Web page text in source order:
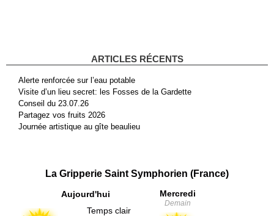
ARTICLES RÉCENTS
Alerte renforcée sur l’eau potable
Visite d’un lieu secret: les Fosses de la Gardette
Conseil du 23.07.26
Partagez vos fruits 2026
Journée artistique au gîte beaulieu
La Gripperie Saint Symphorien (France)
Aujourd'hui
Temps clair
Mercredi
Demain